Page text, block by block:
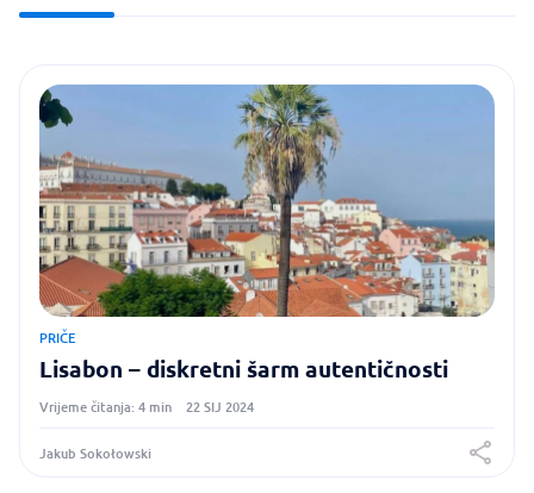
PRIČE
Lisabon – diskretni šarm autentičnosti
Vrijeme čitanja: 4 min 22 SIJ 2024
Jakub Sokołowski